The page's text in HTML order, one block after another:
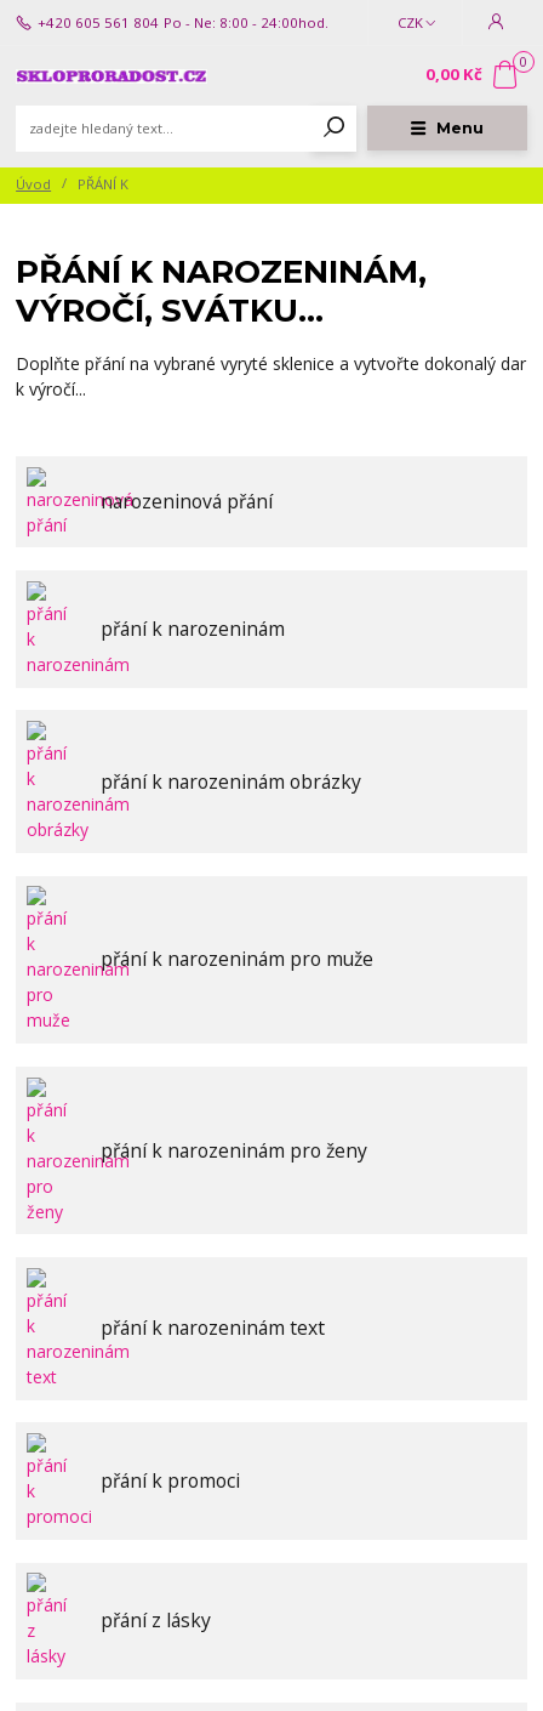
Menu
CZK
+420 605 561 804 Po - Ne: 8:00 - 24:00hod.
0
0,00 Kč
Úvod PŘÁNÍ K
PŘÁNÍ K NAROZENINÁM,
VÝROČÍ, SVÁTKU...
Doplňte přání na vybrané vyryté sklenice a vytvořte dokonalý dar
k výročí...
narozeninová přání
přání k narozeninám
přání k narozeninám obrázky
přání k narozeninám pro muže
přání k narozeninám pro ženy
přání k narozeninám text
přání k promoci
přání z lásky